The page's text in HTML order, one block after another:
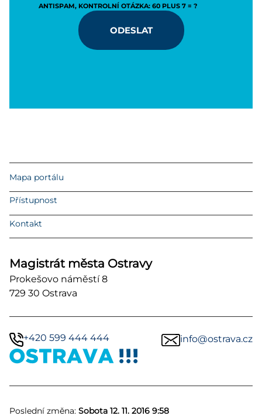
ANTISPAM, KONTROLNÍ OTÁZKA: 60 PLUS 7 = ?
ODESLAT
Mapa portálu
Přístupnost
Kontakt
Magistrát města Ostravy
Prokešovo náměstí 8
729 30 Ostrava
+420 599 444 444 info@ostrava.cz
Poslední změna: Sobota 12. 11. 2016 9:58